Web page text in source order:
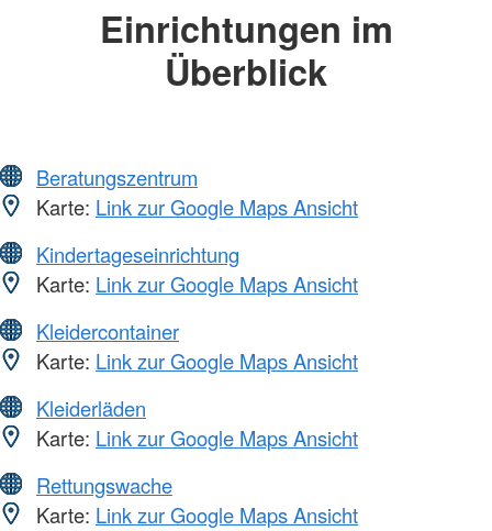
Einrichtungen im
Überblick
Beratungszentrum
Karte: Link zur Google Maps Ansicht
Kindertageseinrichtung
Karte: Link zur Google Maps Ansicht
Kleidercontainer
Karte: Link zur Google Maps Ansicht
Kleiderläden
Karte: Link zur Google Maps Ansicht
Rettungswache
Karte: Link zur Google Maps Ansicht